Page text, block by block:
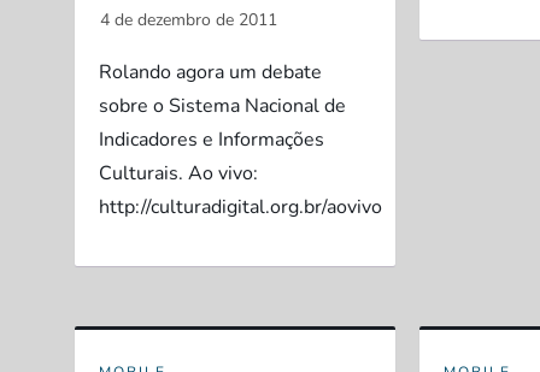
Rolando agora um debate
sobre o Sistema Nacional de
Indicadores e Informações
Culturais. Ao vivo:
http://culturadigital.org.br/aovivo